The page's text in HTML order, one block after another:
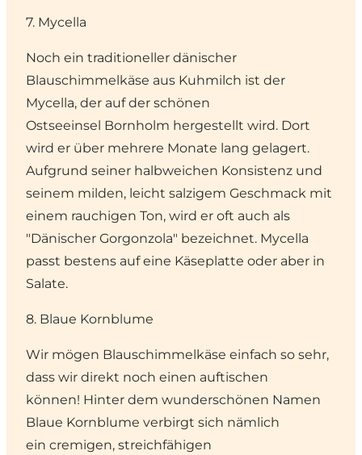
7. Mycella
Noch ein traditioneller dänischer
Blauschimmelkäse aus Kuhmilch ist der
Mycella, der auf der schönen
Ostseeinsel Bornholm hergestellt wird. Dort
wird er über mehrere Monate lang gelagert.
Aufgrund seiner halbweichen Konsistenz und
seinem milden, leicht salzigem Geschmack mit
einem rauchigen Ton, wird er oft auch als
"Dänischer Gorgonzola" bezeichnet. Mycella
passt bestens auf eine Käseplatte oder aber in
Salate.
8. Blaue Kornblume
Wir mögen Blauschimmelkäse einfach so sehr,
dass wir direkt noch einen auftischen
können! Hinter dem wunderschönen Namen
Blaue Kornblume verbirgt sich nämlich
ein cremigen, streichfähigen